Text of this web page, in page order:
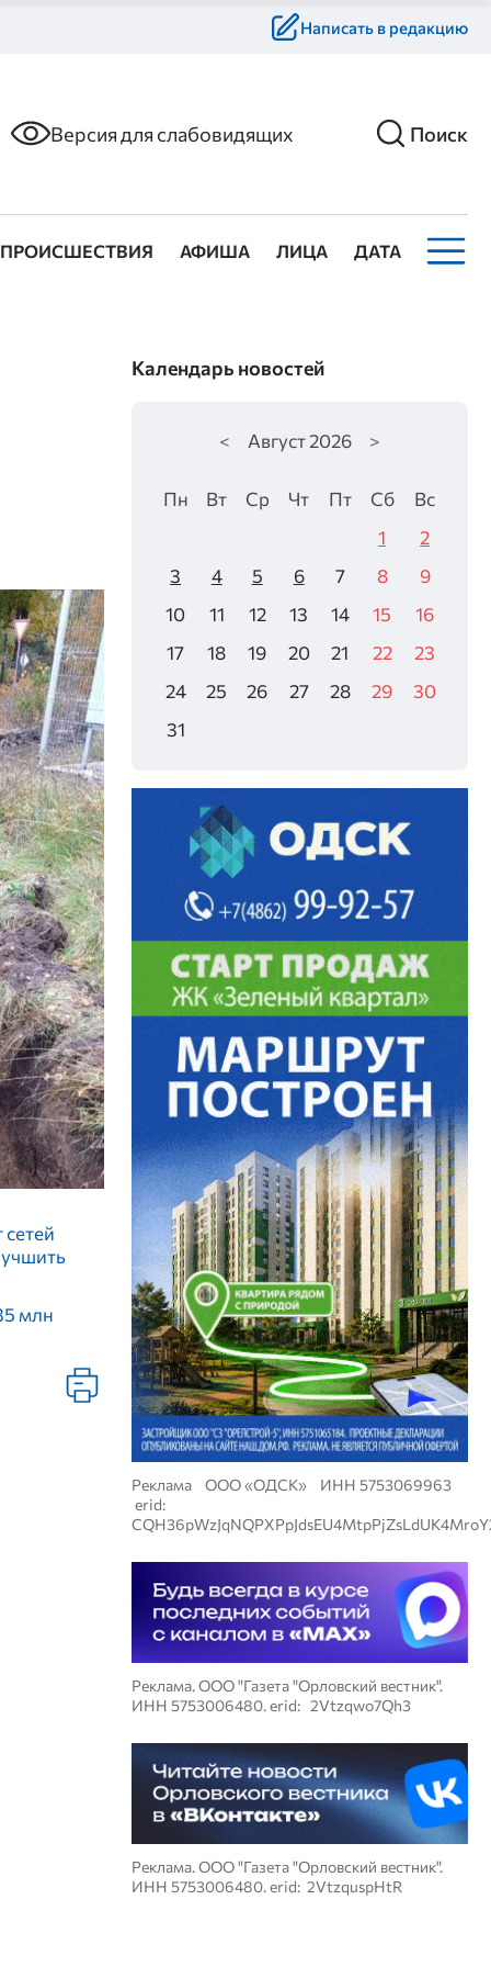
Написать в редакцию
Версия для слабовидящих Поиск
ПРОИСШЕСТВИЯ АФИША ЛИЦА ДАТА
млн
Календарь новостей
< Август2026 >
Пн Вт Ср Чт Пт Сб
Вс
1
2
3
4 5 6 7 8
9
10
11 12 13 14 15
16
17
18 19 20 21 22
23
24
25 26 27 28 29
30
31
Реклама ООО «ОДСК» ИНН 5753069963
erid:
Реклама. ООО "Газета "Орловский вестник".
ИНН 5753006480. erid: 2Vtzqwo7Qh3
Реклама. ООО "Газета "Орловский вестник".
ИНН 5753006480. erid: 2VtzquspHtR